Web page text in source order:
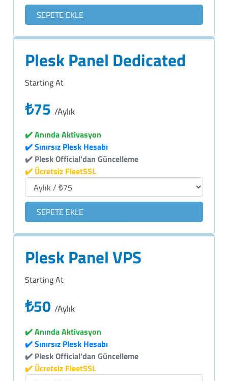
SEPETE EKLE
Plesk Panel Dedicated
Starting At
₺75/Aylık
✔️ Anında Aktivasyon
✔️ Sınırsız Plesk Hesabı
✔️ Plesk Official'dan Güncelleme
✔️ Ücretsiz FleetSSL
SEPETE EKLE
Plesk Panel VPS
Starting At
₺50/Aylık
✔️ Anında Aktivasyon
✔️ Sınırsız Plesk Hesabı
✔️ Plesk Official'dan Güncelleme
✔️ Ücretsiz FleetSSL